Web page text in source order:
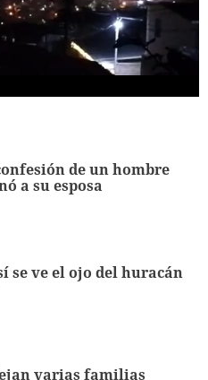
de un hombre
a su esposa
se ve el ojo del huracán
varias familias